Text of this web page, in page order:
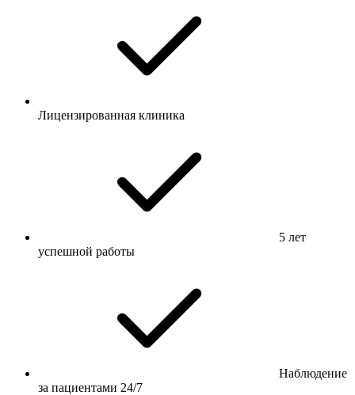
Лицензированная клиника
5 лет
успешной работы
Наблюдение
за пациентами 24/7